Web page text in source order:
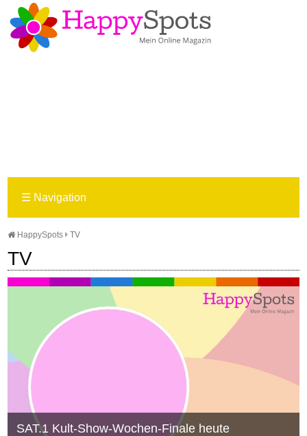
☰ Navigation
HappySpots TV
TV
SAT.1 Kult-Show-Wochen-Finale heute